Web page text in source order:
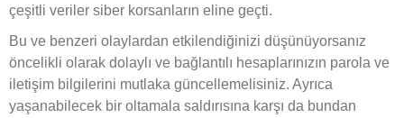
çeşitli veriler siber korsanların eline geçti.
Bu ve benzeri olaylardan etkilendiğinizi düşünüyorsanız
öncelikli olarak dolaylı ve bağlantılı hesaplarınızın parola ve
iletişim bilgilerini mutlaka güncellemelisiniz. Ayrıca
yaşanabilecek bir oltamala saldırısına karşı da bundan